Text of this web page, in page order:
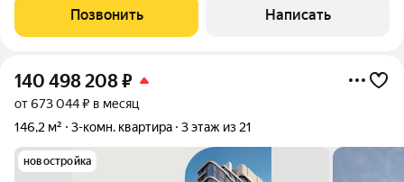
Свободная планировка позволяет организовать пространство
по собственному усмотрению.
Позвонить Написать
140 498 208₽
от 673 044 ₽ в месяц
146,2 м²
3-комн. квартира 3 этаж из 21
новостройка